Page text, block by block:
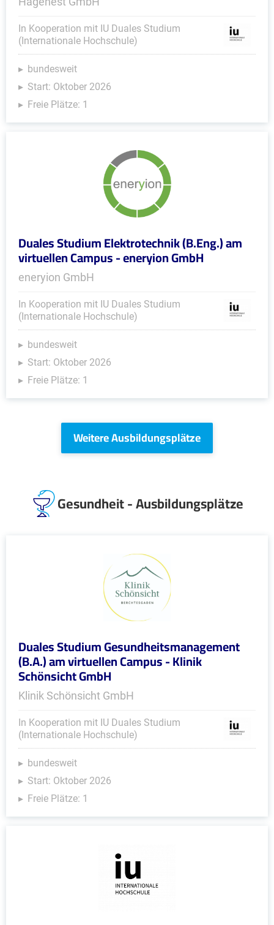
In Kooperation mit IU Duales Studium
(Internationale Hochschule)
bundesweit
Start: Oktober 2026
Freie Plätze: 1
Duales Studium Elektrotechnik (B.Eng.) am
virtuellen Campus - eneryion GmbH
eneryion GmbH
In Kooperation mit IU Duales Studium
(Internationale Hochschule)
bundesweit
Start: Oktober 2026
Freie Plätze: 1
Weitere Ausbildungsplätze
Gesundheit - Ausbildungsplätze
Duales Studium Gesundheitsmanagement
(B.A.) am virtuellen Campus - Klinik
Schönsicht GmbH
Klinik Schönsicht GmbH
In Kooperation mit IU Duales Studium
(Internationale Hochschule)
bundesweit
Start: Oktober 2026
Freie Plätze: 1